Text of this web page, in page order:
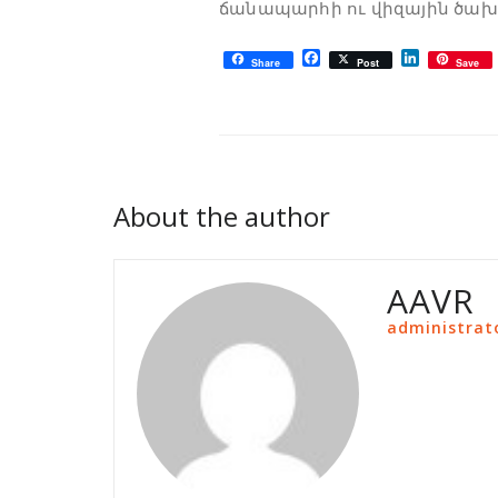
ճանապարհի ու վիզային
Share Facebook
Post LinkedIn
Save
About the author
AAVR